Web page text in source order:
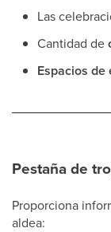
Las
Cantidad de
Espacios de
Pestaña de
Proporciona
aldea: